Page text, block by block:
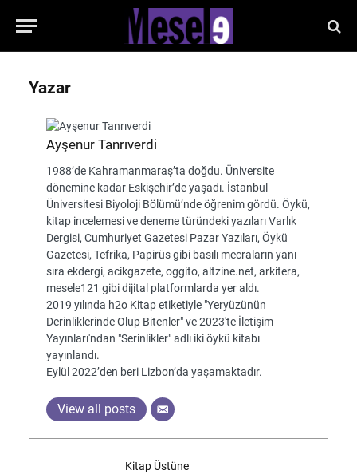
Yazar
Ayşenur Tanrıverdi
1988’de Kahramanmaraş’ta doğdu. Üniversite
dönemine kadar Eskişehir’de yaşadı. İstanbul
Üniversitesi Biyoloji Bölümü’nde öğrenim gördü. Öykü,
kitap incelemesi ve deneme türündeki yazıları Varlık
Dergisi, Cumhuriyet Gazetesi Pazar Yazıları, Öykü
Gazetesi, Tefrika, Papirüs gibi basılı mecraların yanı
sıra ekdergi, acikgazete, oggito, altzine.net, arkitera,
mesele121 gibi dijital platformlarda yer aldı.
2019 yılında h2o Kitap etiketiyle "Yeryüzünün
Derinliklerinde Olup Bitenler" ve 2023'te İletişim
Yayınları'ndan "Serinlikler" adlı iki öykü kitabı
yayınlandı.
Eylül 2022’den beri Lizbon’da yaşamaktadır.
View all posts
Kitap Üstüne